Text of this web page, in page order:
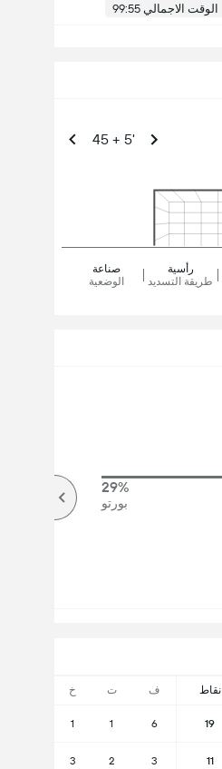
الوقت الاجمالي 99:55
45 + 5'
صناعة
الوضعية
رأسية
طريقة التسديد
نقاط ف ت خ
19
6
1
1
11
3
2
3
29%
بورتو